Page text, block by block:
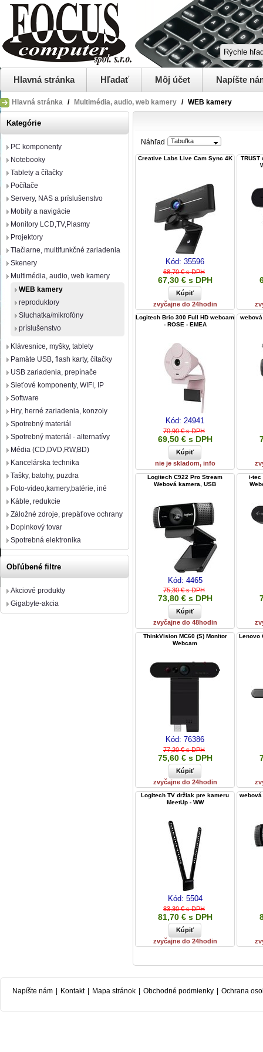
Hlavná stránka Hľadať Môj účet Napíšte
Hlavná stránka / Multimédia, audio, web kamery / WEB kamery
Kategórie
PC komponenty
Notebooky
Tablety a čítačky
Počítače
Servery, NAS a príslušenstvo
Mobily a navigácie
Monitory LCD,TV,Plasmy
Projektory
Tlačiarne, multifunkčné zariadenia
Skenery
Multimédia, audio, web kamery
WEB kamery
reproduktory
Sluchatka/mikrofóny
príslušenstvo
Klávesnice, myšky, tablety
Pamäte USB, flash karty, čítačky
USB zariadenia, prepínače
Sieťové komponenty, WIFI, IP
Software
Hry, herné zariadenia, konzoly
Spotrebný materiál
Spotrebný materiál - alternatívy
Média (CD,DVD,RW,BD)
Kancelárska technika
Tašky, batohy, puzdra
Foto-video,kamery,batérie, iné
Káble, redukcie
Záložné zdroje, prepäťove ochrany
Doplnkový tovar
Spotrebná elektronika
Obľúbené filtre
Akciové produkty
Gigabyte-akcia
Náhľad Tabuľka
Creative Labs Live Cam Sync 4K
Kód: 35596
68,70 € s DPH
67,30 € s DPH
zvyčajne do 24hodin
TRUST
Logitech Brio 300 Full HD webcam
- ROSE - EMEA
Kód: 24941
70,90 € s DPH
69,50 € s DPH
nie je skladom, info
Logitech C922 Pro Stream
Webová kamera, USB
Kód: 4465
75,30 € s DPH
73,80 € s DPH
zvyčajne do 48hodin
i-tec
ThinkVision MC60 (S) Monitor
Webcam
Kód: 76386
77,20 € s DPH
75,60 € s DPH
zvyčajne do 24hodin
Lenovo
Logitech TV držiak pre kameru
MeetUp - WW
Kód: 5504
83,30 € s DPH
81,70 € s DPH
zvyčajne do 24hodin
webová
Napíšte nám Kontakt Mapa stránok Obchodné podmienky Ochrana